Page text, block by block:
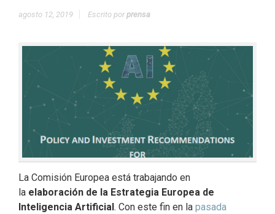
agosto 12, 2019 Escrito porprensa
La Comisión Europea está trabajando en
la elaboración de la Estrategia Europea de
Inteligencia Artificial . Con este fin en la pasada